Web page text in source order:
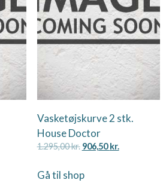
Vasketøjskurve 2 stk.
House Doctor
1.295,00kr. 906,50kr.
Gå til shop